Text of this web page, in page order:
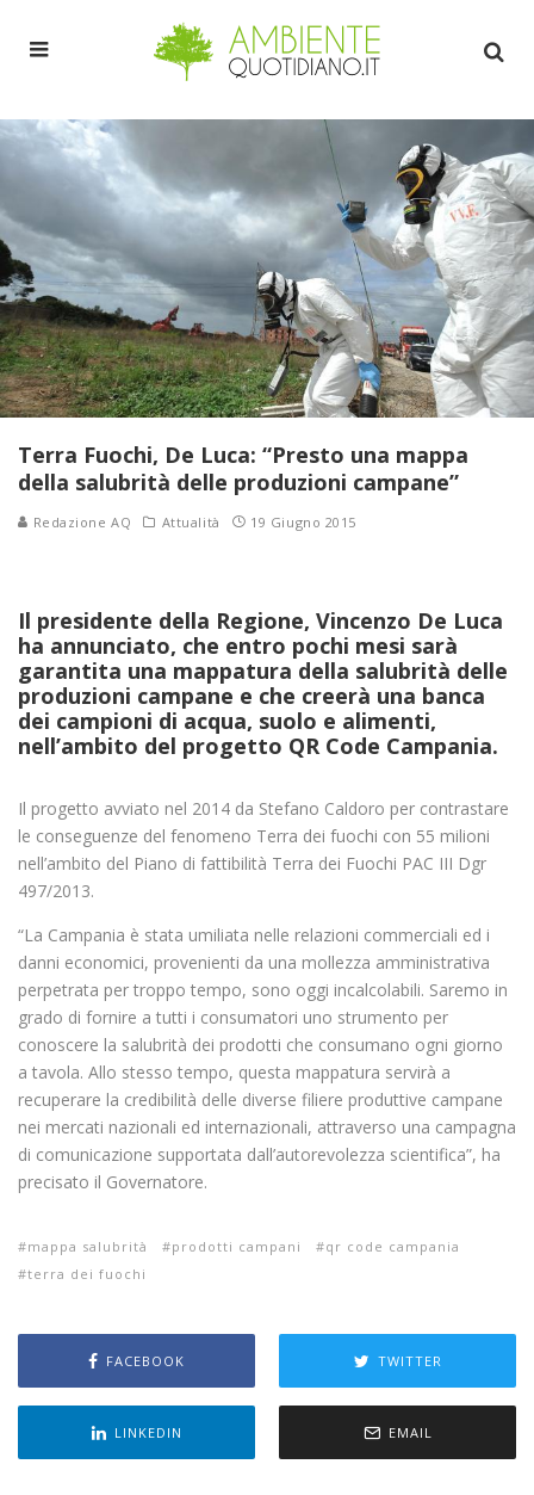
Terra Fuochi, De Luca: “Presto una mappa
della salubrità delle produzioni campane”
Redazione AQ Attualità 19 Giugno 2015
Il presidente della Regione, Vincenzo De Luca
ha annunciato, che entro pochi mesi sarà
garantita una mappatura della salubrità delle
produzioni campane e che creerà una banca
dei campioni di acqua, suolo e alimenti,
nell’ambito del progetto QR Code Campania.
Il progetto avviato nel 2014 da Stefano Caldoro per contrastare
le conseguenze del fenomeno Terra dei fuochi con 55 milioni
nell’ambito del Piano di fattibilità Terra dei Fuochi PAC III Dgr
497/2013.
“La Campania è stata umiliata nelle relazioni commerciali ed i
danni economici, provenienti da una mollezza amministrativa
perpetrata per troppo tempo, sono oggi incalcolabili. Saremo in
grado di fornire a tutti i consumatori uno strumento per
conoscere la salubrità dei prodotti che consumano ogni giorno
a tavola. Allo stesso tempo, questa mappatura servirà a
recuperare la credibilità delle diverse filiere produttive campane
nei mercati nazionali ed internazionali, attraverso una campagna
di comunicazione supportata dall’autorevolezza scientifica”, ha
precisato il Governatore.
mappa salubrità prodotti campani
qr code campania
terra dei fuochi
FACEBOOK TWITTER
LINKEDIN EMAIL